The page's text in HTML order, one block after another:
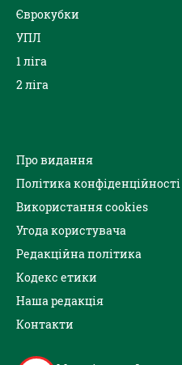
Єврокубки
УПЛ
1 ліга
2 ліга
Про видання
Політика конфіденційності
Використання cookies
Угода користувача
Редакційна політика
Кодекс етики
Наша редакція
Контакти